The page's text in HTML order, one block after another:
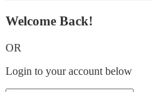
Welcome Back!
OR
Login to your account below